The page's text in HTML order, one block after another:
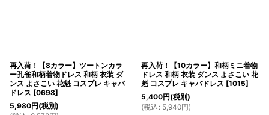
再入荷！【8カラー】ツートンカラ
ー孔雀和柄着物ドレス 和柄 衣装 ダ
ンス よさこい 花魁 コスプレ キャバ
ドレス [0698]
5,980円(税別)
再入荷！【10カラー】和柄ミニ着物
ドレス 和柄 衣装 ダンス よさこい 花
魁 コスプレ キャバドレス [1015]
5,400円(税別)
(税込 : 5,940円)